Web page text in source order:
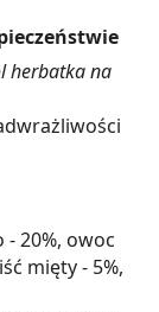
herbatka na
- 20%, owoc
mięty - 5%,